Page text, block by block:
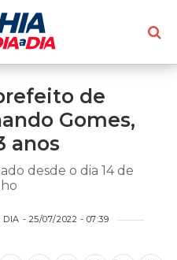
de
Gomes,
anos
desde o dia 14 de
- 25/07/2022 - 07:39